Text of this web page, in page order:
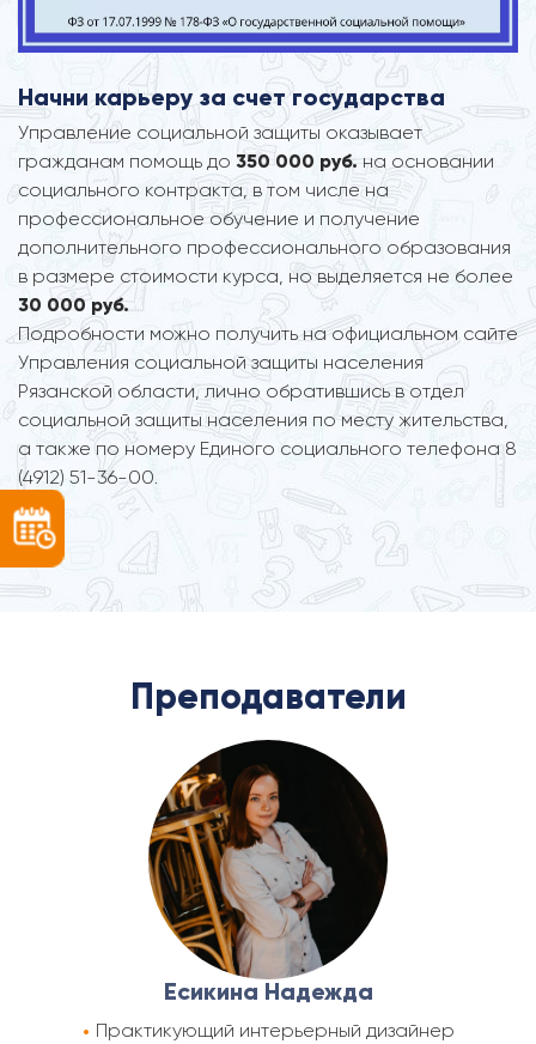
Начни карьеру за счет государства
Управление социальной защиты оказывает
гражданам помощь до 350 000 руб. на основании
социального контракта, в том числе на
профессиональное обучение и получение
дополнительного профессионального образования
в размере стоимости курса, но выделяется не более
30 000 руб.
Подробности можно получить на официальном сайте
Управления социальной защиты населения
Рязанской области, лично обратившись в отдел
социальной защиты населения по месту жительства,
а также по номеру Единого социального телефона 8
(4912) 51-36-00.
Преподаватели
Есикина Надежда
Практикующий интерьерный дизайнер